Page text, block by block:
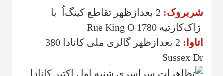
شربروک:
2 بعدازظهر تقاطع کینگ‌اُ با
ژاک‌کارتیه 1780 Rue King O
اتاوا:
2 بعدازظهر گالری ملی کانادا 380
Sussex Dr